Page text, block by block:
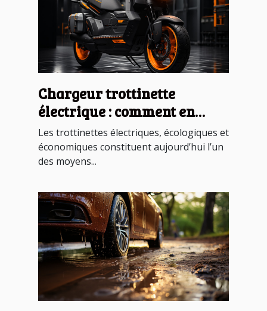
Chargeur trottinette
électrique : comment en
devenir un ?
Les trottinettes électriques, écologiques et
économiques constituent aujourd’hui l’un
des moyens...